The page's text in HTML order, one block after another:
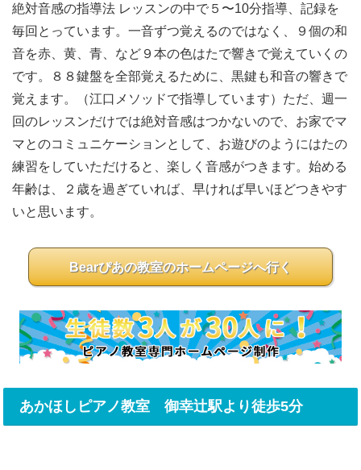
絶対音感の指導法 レッスンの中で５〜10分指導、記録を
毎回とっています。一音ずつ覚えるのではなく、９個の和
音を赤、黄、青、など９本の色はたで響きで覚えていくの
です。８８鍵盤を全部覚えるために、黒鍵も和音の響きで
覚えます。（江口メソッドで指導しています）ただ、週一
回のレッスンだけでは絶対音感はつかないので、お家でマ
マとのコミュニケーションとして、お遊びのようにはたの
練習をしていただけると、楽しく音感がつきます。始める
年齢は、２歳を過ぎていれば、早ければ早いほどつきやす
いと思います。
Bearぴあの教室のホームページへ行く
あかほしピアノ教室 御幸辻駅より徒歩5分